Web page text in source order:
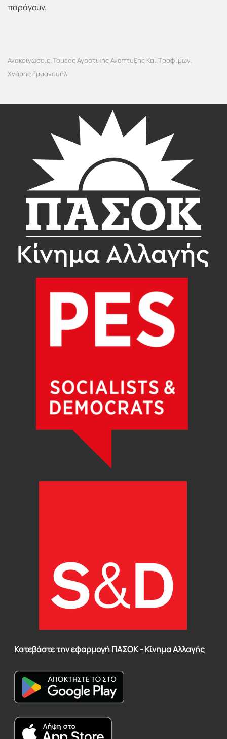
παράγουν.
Ανακοινώσεις,Τομέας Αγροτικής Ανάπτυξης Και Τροφίμων,
Χνάρης Εμμανουήλ
Κατεβάστε την εφαρμογή ΠΑΣΟΚ - Κίνημα Αλλαγής